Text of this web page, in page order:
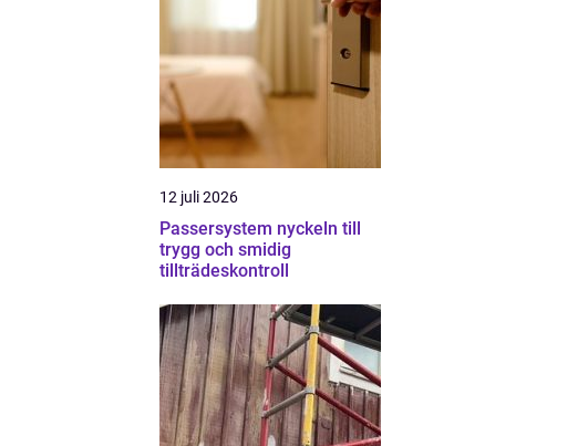
12 juli 2026
Passersystem nyckeln till
trygg och smidig
tillträdeskontroll